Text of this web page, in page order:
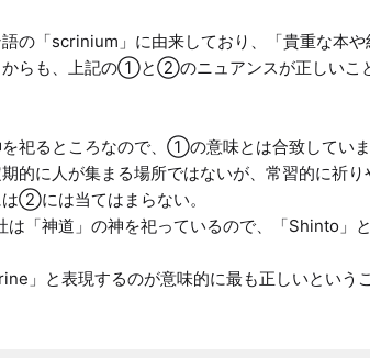
の「scrinium」に由来しており、「貴重な本や
からも、上記の①と②のニュアンスが正しいこ
祀るところなので、①の意味とは合致していま
期的に人が集まる場所ではないが、常習的に祈
②には当てはまらない。
「神道」の神を祀っているので、「Shinto」と
」と表現するのが意味的に最も正しいという